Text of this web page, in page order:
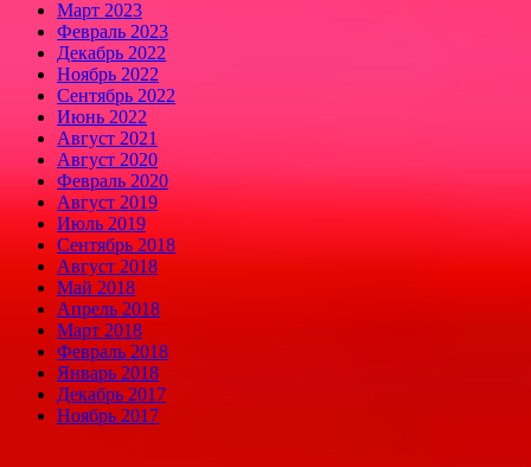
Март 2023
Февраль 2023
Декабрь 2022
Ноябрь 2022
Сентябрь 2022
Июнь 2022
Август 2021
Август 2020
Февраль 2020
Август 2019
Июль 2019
Сентябрь 2018
Август 2018
Май 2018
Апрель 2018
Март 2018
Февраль 2018
Январь 2018
Декабрь 2017
Ноябрь 2017